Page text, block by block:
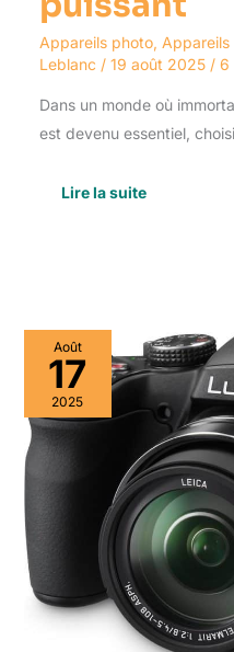
Appareils photo,
Leblanc / 19 août 2025 / 6
Dans un monde où
est devenu essentiel,
Lire la suite
Août
17
2025
Test
du
Panasonic
Lumix
FZ200
photo
bridge
performant